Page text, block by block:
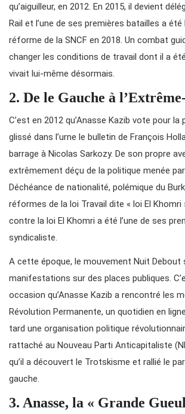
qu’aiguilleur, en 2012. En 2015, il devient
Rail et l’une de ses premières batailles a
réforme de la SNCF en 2018. Un combat
changer les conditions de travail dont il a
vivait lui-même désormais.
2. De le Gauche à
C’est en 2012 qu’Anasse Kazib vote pour
glissé dans l’urne le bulletin de François
barrage à Nicolas Sarkozy. De son propre
extrêmement déçu de la politique menée
Déchéance de nationalité, polémique du
réformes de la loi Travail dite « loi El Khomri
contre la loi El Khomri a été l’une de ses
syndicaliste.
A cette époque, le mouvement Nuit Debout
manifestations sur des places publiques.
occasion qu’Anasse Kazib a rencontré les
Révolution Permanente, un quotidien en
tard une organisation politique
rattaché au Nouveau Parti Anticapitaliste
qu’il a découvert le Trotskisme et rallié le
gauche.
3. Anasse, la « Grande